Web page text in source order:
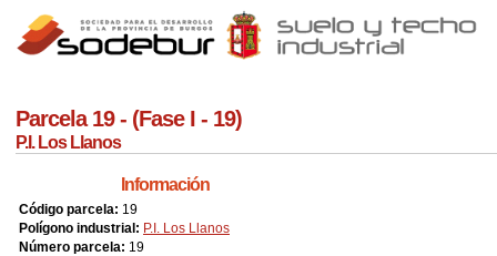
Jump to navigation
Parcela 19 - (Fase I - 19)
P.I. Los Llanos
Información
Código parcela: 19
Polígono industrial: P.I. Los Llanos
Número parcela: 19